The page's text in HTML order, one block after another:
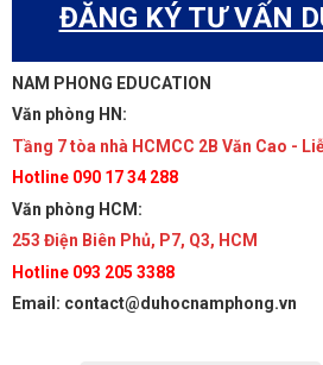
ĐĂNG KÝ TƯ VẤN
NAM PHONG EDUCATION
Văn phòng HN:
Tầng 7 tòa nhà HCMCC 2B Văn Cao -
Hotline 090 17 34 288
Văn phòng HCM:
253 Điện Biên Phủ, P7, Q3, HCM
Hotline 093 205 3388
Email: contact@duhocnamphong.vn